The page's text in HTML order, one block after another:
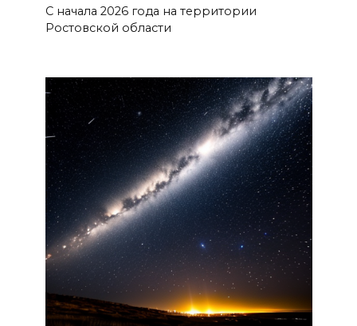
С начала 2026 года на территории
Ростовской области